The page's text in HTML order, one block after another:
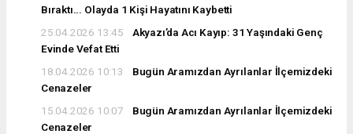
Bıraktı... Olayda 1 Kişi Hayatını Kaybetti
25.04.2026 13:45
Akyazı’da Acı Kayıp: 31 Yaşındaki Genç
Evinde Vefat Etti
18.04.2026 10:13
Bugün Aramızdan Ayrılanlar İlçemizdeki
Cenazeler
15.04.2026 10:07
Bugün Aramızdan Ayrılanlar İlçemizdeki
Cenazeler